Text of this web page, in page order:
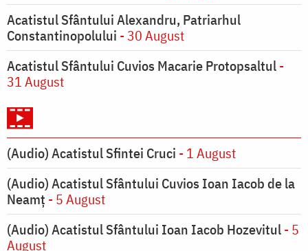
Acatistul Sfântului Alexandru, Patriarhul
Constantinopolului - 30 August
Acatistul Sfântului Cuvios Macarie Protopsaltul-
31 August
(Audio) Acatistul Sfintei Cruci - 1 August
(Audio) Acatistul Sfântului Cuvios Ioan Iacob de la
Neamț - 5 August
(Audio) Acatistul Sfântului Ioan Iacob Hozevitul- 5
August